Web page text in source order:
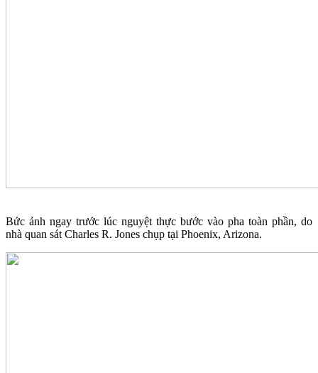
Bức ảnh ngay trước lúc nguyệt thực bước vào pha toàn phần, do
nhà quan sát Charles R. Jones chụp tại Phoenix, Arizona.